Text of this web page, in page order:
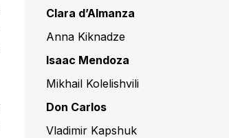
Clara d’Almanza
Anna Kiknadze
Isaac Mendoza
Mikhail Kolelishvili
Don Carlos
Vladimir Kapshuk